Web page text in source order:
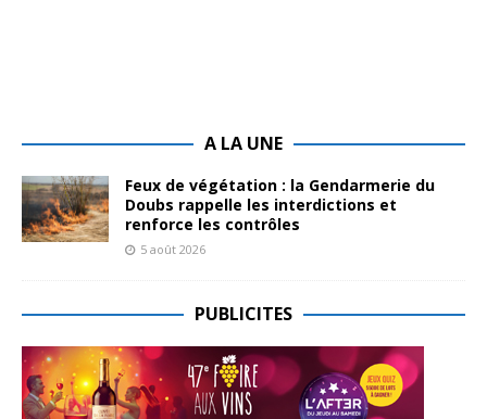
A LA UNE
Feux de végétation : la Gendarmerie du
Doubs rappelle les interdictions et
renforce les contrôles
5 août 2026
PUBLICITES